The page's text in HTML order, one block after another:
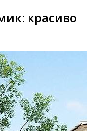
красиво